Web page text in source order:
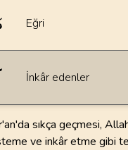
Eğri
İnkâr edenler
sıkça geçmesi,
ve inkâr etme gibi